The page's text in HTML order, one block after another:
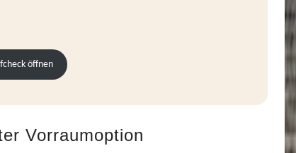
öffnen
Vorraumoption